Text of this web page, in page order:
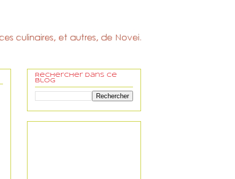
Rechercher dans ce
blog